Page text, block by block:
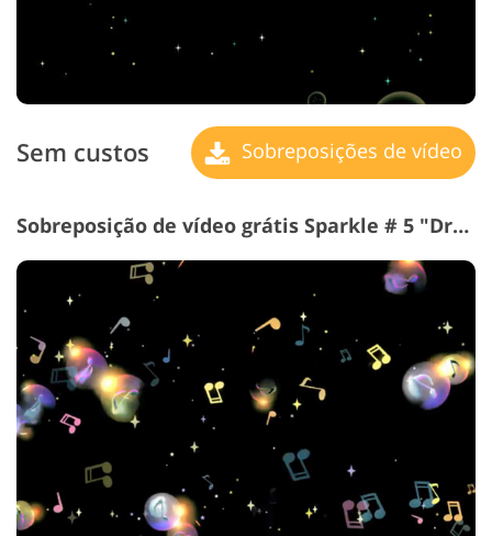
Sem custos Sobreposições de vídeo
Sobreposição de vídeo grátis Sparkle # 5 "Dream Tunes"